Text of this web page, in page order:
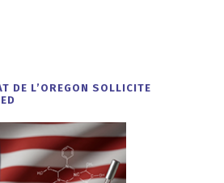
DE L’OREGON SOLLICITE